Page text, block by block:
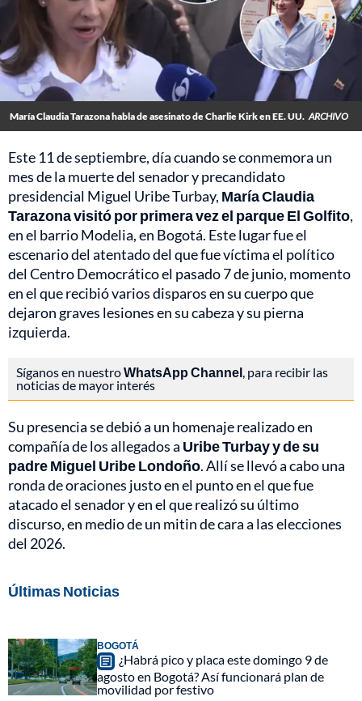
María Claudia Tarazona habla de asesinato de Charlie Kirk en EE. UU. ARCHIVO
Este 11 de septiembre, día cuando se conmemora un
mes de la muerte del senador y precandidato
presidencial Miguel Uribe Turbay, María Claudia
Tarazona visitó por primera vez el parque El Golfito,
en el barrio Modelia, en Bogotá. Este lugar fue el
escenario del atentado del que fue víctima el político
del Centro Democrático el pasado 7 de junio, momento
en el que recibió varios disparos en su cuerpo que
dejaron graves lesiones en su cabeza y su pierna
izquierda.
Síganos en nuestroWhatsApp Channel, para recibir las
noticias de mayor interés
Su presencia se debió a un homenaje realizado en
compañía de los allegados a Uribe Turbay y de su
padre Miguel Uribe Londoño. Allí se llevó a cabo una
ronda de oraciones justo en el punto en el que fue
atacado el senador y en el que realizó su último
discurso, en medio de un mitin de cara a las elecciones
del 2026.
Últimas Noticias
BOGOTÁ
¿Habrá pico y placa este domingo 9 de
agosto en Bogotá? Así funcionará plan de
movilidad por festivo